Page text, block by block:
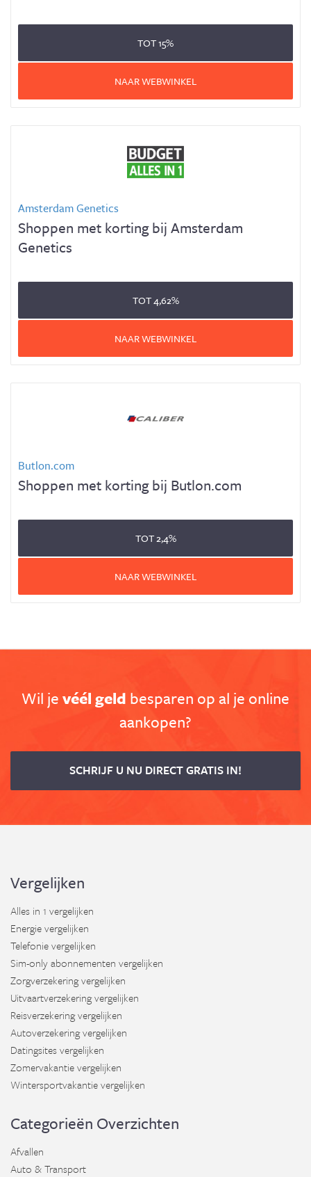
TOT15%
NAAR WEBWINKEL
Amsterdam Genetics
Shoppen met korting bij Amsterdam
Genetics
TOT4,62%
NAAR WEBWINKEL
Butlon.com
Shoppen met korting bij Butlon.com
TOT2,4%
NAAR WEBWINKEL
Wil jevéél geld besparen op al je online
aankopen?
SCHRIJF U NU DIRECT GRATIS IN!
Vergelijken
Alles in 1 vergelijken
Energie vergelijken
Telefonie vergelijken
Sim-only abonnementen vergelijken
Zorgverzekering vergelijken
Uitvaartverzekering vergelijken
Reisverzekering vergelijken
Autoverzekering vergelijken
Datingsites vergelijken
Zomervakantie vergelijken
Wintersportvakantie vergelijken
Categorieën Overzichten
Afvallen
Auto & Transport